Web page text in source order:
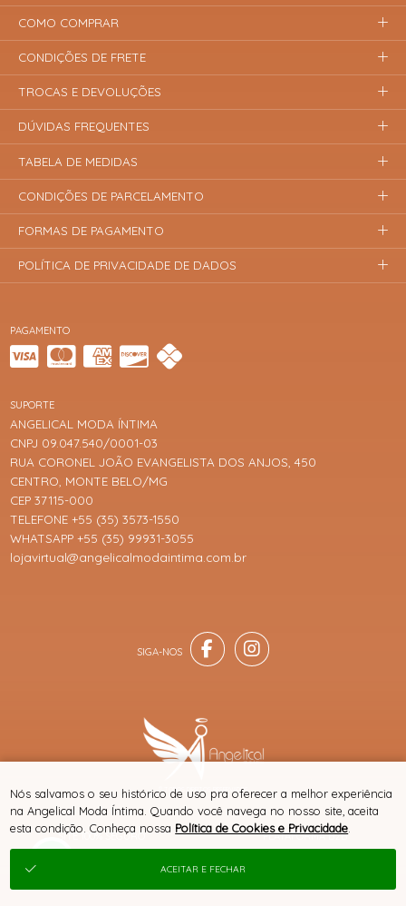
PAGAMENTO
SITE 100% SEGURO PLATAFORMA B2B
SUPORTE
ANGELICAL MODA ÍNTIMA
CNPJ 09.047.540/0001-03
RUA CORONEL JOÃO EVANGELISTA DOS ANJOS, 450
CENTRO, MONTE BELO/MG
CEP 37115-000
TELEFONE +55 (35) 3573-1550
WHATSAPP +55 (35) 99931-3055
lojavirtual@angelicalmodaintima.com.br
COMO COMPRAR
CONDIÇÕES DE FRETE
TROCAS E DEVOLUÇÕES
DÚVIDAS FREQUENTES
TABELA DE MEDIDAS
CONDIÇÕES DE PARCELAMENTO
FORMAS DE PAGAMENTO
POLÍTICA DE PRIVACIDADE DE DADOS
® TODOS DIREITOS RESERVADOS
Nós salvamos o seu histórico de uso pra oferecer a melhor experiência
na Angelical Moda Íntima. Quando você navega no nosso site, aceita
esta condição. Conheça nossa Política de Cookies e Privacidade
ACEITAR E FECHAR